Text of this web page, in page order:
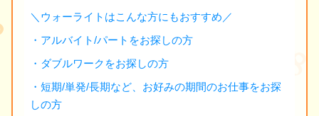
＼ウォーライトはこんな方にもおすすめ／
・アルバイト/パートをお探しの方
・ダブルワークをお探しの方
・短期/単発/長期など、お好みの期間のお仕事をお探
しの方